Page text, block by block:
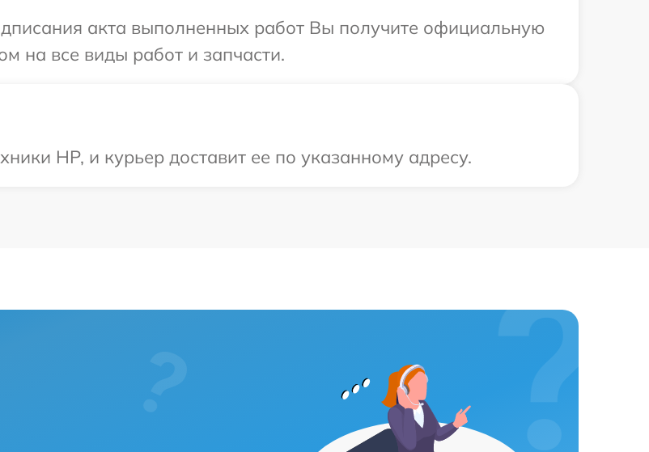
акта выполненных работ Вы получите официальную
на все виды работ и запчасти.
HP, и курьер доставит ее по указанному адресу.